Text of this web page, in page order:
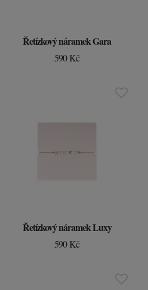
Řetízkový náramek Gara
590 Kč
Řetízkový náramek Luxy
590 Kč